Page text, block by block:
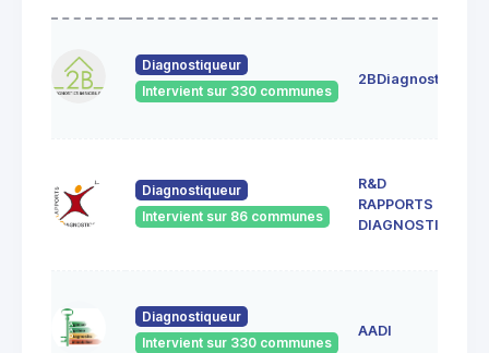
Diagnostiqueur
Intervient sur 330 communes
2BDiagnostics
Diagnostiqueur
Intervient sur 86 communes
R&D
RAPPORTS &
DIAGNOSTICS
Diagnostiqueur
Intervient sur 330 communes
AADI